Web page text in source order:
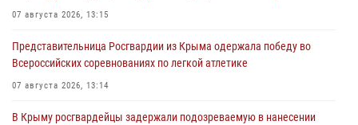
07 августа 2026, 13:15
Представительница Росгвардии из Крыма одержала победу во
Всероссийских соревнованиях по легкой атлетике
07 августа 2026, 13:14
В Крыму росгвардейцы задержали подозреваемую в нанесении